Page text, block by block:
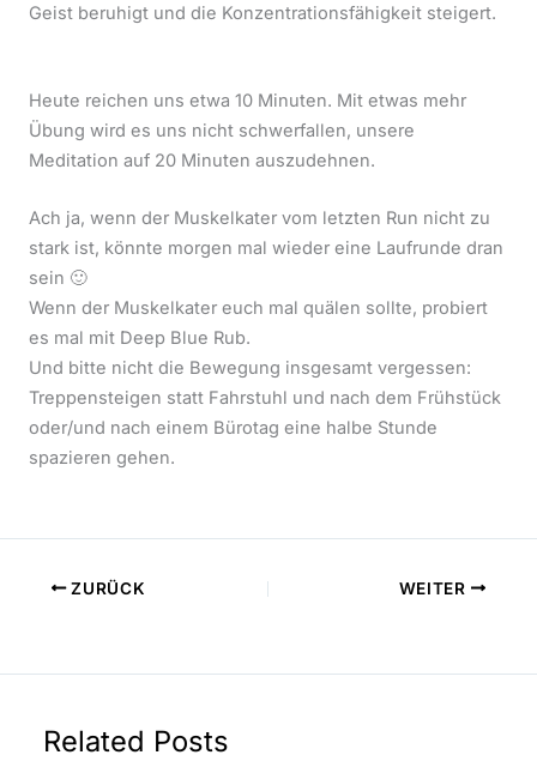
Geist beruhigt und die Konzentrationsfähigkeit steigert.
Heute reichen uns etwa 10 Minuten. Mit etwas mehr
Übung wird es uns nicht schwerfallen, unsere
Meditation auf 20 Minuten auszudehnen.
Ach ja, wenn der Muskelkater vom letzten Run nicht zu
stark ist, könnte morgen mal wieder eine Laufrunde dran
sein 🙂
Wenn der Muskelkater euch mal quälen sollte, probiert
es mal mit Deep Blue Rub.
Und bitte nicht die Bewegung insgesamt vergessen:
Treppensteigen statt Fahrstuhl und nach dem Frühstück
oder/und nach einem Bürotag eine halbe Stunde
spazieren gehen.
ZURÜCK WEITER
Related Posts